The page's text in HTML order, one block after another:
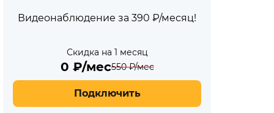
Видеонаблюдение за 390 ₽/месяц!
Скидка на 1 месяц
0 ₽/мес550₽/мес
Подключить